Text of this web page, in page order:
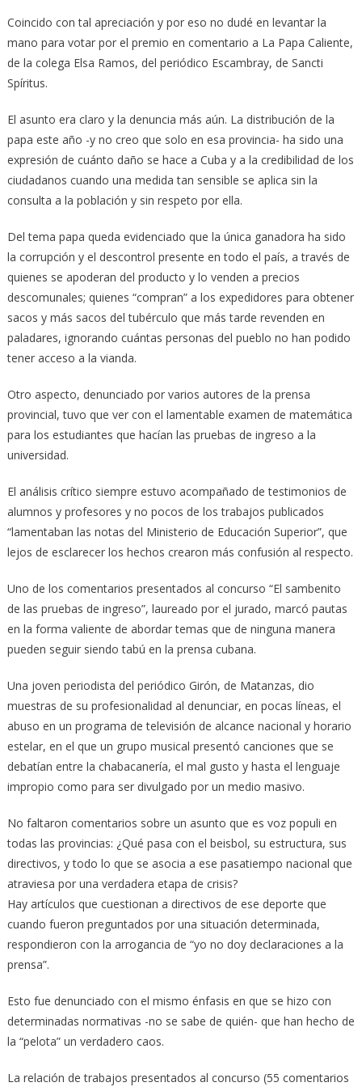
Coincido con tal apreciación y por eso no dudé en levantar la
mano para votar por el premio en comentario a La Papa Caliente,
de la colega Elsa Ramos, del periódico Escambray, de Sancti
Spíritus.
El asunto era claro y la denuncia más aún. La distribución de la
papa este año -y no creo que solo en esa provincia- ha sido una
expresión de cuánto daño se hace a Cuba y a la credibilidad de los
ciudadanos cuando una medida tan sensible se aplica sin la
consulta a la población y sin respeto por ella.
Del tema papa queda evidenciado que la única ganadora ha sido
la corrupción y el descontrol presente en todo el país, a través de
quienes se apoderan del producto y lo venden a precios
descomunales; quienes “compran” a los expedidores para obtener
sacos y más sacos del tubérculo que más tarde revenden en
paladares, ignorando cuántas personas del pueblo no han podido
tener acceso a la vianda.
Otro aspecto, denunciado por varios autores de la prensa
provincial, tuvo que ver con el lamentable examen de matemática
para los estudiantes que hacían las pruebas de ingreso a la
universidad.
El análisis crítico siempre estuvo acompañado de testimonios de
alumnos y profesores y no pocos de los trabajos publicados
“lamentaban las notas del Ministerio de Educación Superior”, que
lejos de esclarecer los hechos crearon más confusión al respecto.
Uno de los comentarios presentados al concurso “El sambenito
de las pruebas de ingreso”, laureado por el jurado, marcó pautas
en la forma valiente de abordar temas que de ninguna manera
pueden seguir siendo tabú en la prensa cubana.
Una joven periodista del periódico Girón, de Matanzas, dio
muestras de su profesionalidad al denunciar, en pocas líneas, el
abuso en un programa de televisión de alcance nacional y horario
estelar, en el que un grupo musical presentó canciones que se
debatían entre la chabacanería, el mal gusto y hasta el lenguaje
impropio como para ser divulgado por un medio masivo.
No faltaron comentarios sobre un asunto que es voz populi en
todas las provincias: ¿Qué pasa con el beisbol, su estructura, sus
directivos, y todo lo que se asocia a ese pasatiempo nacional que
atraviesa por una verdadera etapa de crisis?
Hay artículos que cuestionan a directivos de ese deporte que
cuando fueron preguntados por una situación determinada,
respondieron con la arrogancia de “yo no doy declaraciones a la
prensa”.
Esto fue denunciado con el mismo énfasis en que se hizo con
determinadas normativas -no se sabe de quién- que han hecho de
la “pelota” un verdadero caos.
La relación de trabajos presentados al concurso (55 comentarios